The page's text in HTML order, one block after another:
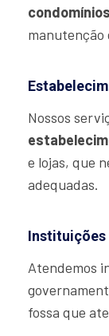
condomínios
manutenção
Nossos
e lojas, que
adequadas.
Instituições
Atendemos
fossa que